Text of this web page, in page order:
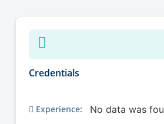
Credentials
Experience: No data was